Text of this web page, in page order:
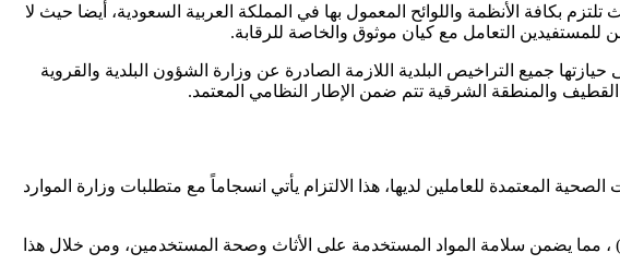
الأنظمة واللوائح المعمول بها في المملكة العربية السعودية، أيضا حيث لا
التعامل مع كيان موثوق والخاصة للرقابة.
حيازتها جميع التراخيص البلدية اللازمة الصادرة عن وزارة الشؤون البلدية والقروية
والمنطقة الشرقية تتم ضمن الإطار النظامي المعتمد.
المعتمدة للعاملين لديها، هذا الالتزام يأتي انسجاماً مع متطلبات وزارة الموارد
، مما يضمن سلامة المواد المستخدمة على الأثاث وصحة المستخدمين، ومن خلال هذا